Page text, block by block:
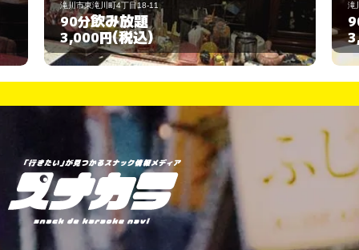
滝川市本町2丁目2-3
90分飲み放題
3,000円(税込)